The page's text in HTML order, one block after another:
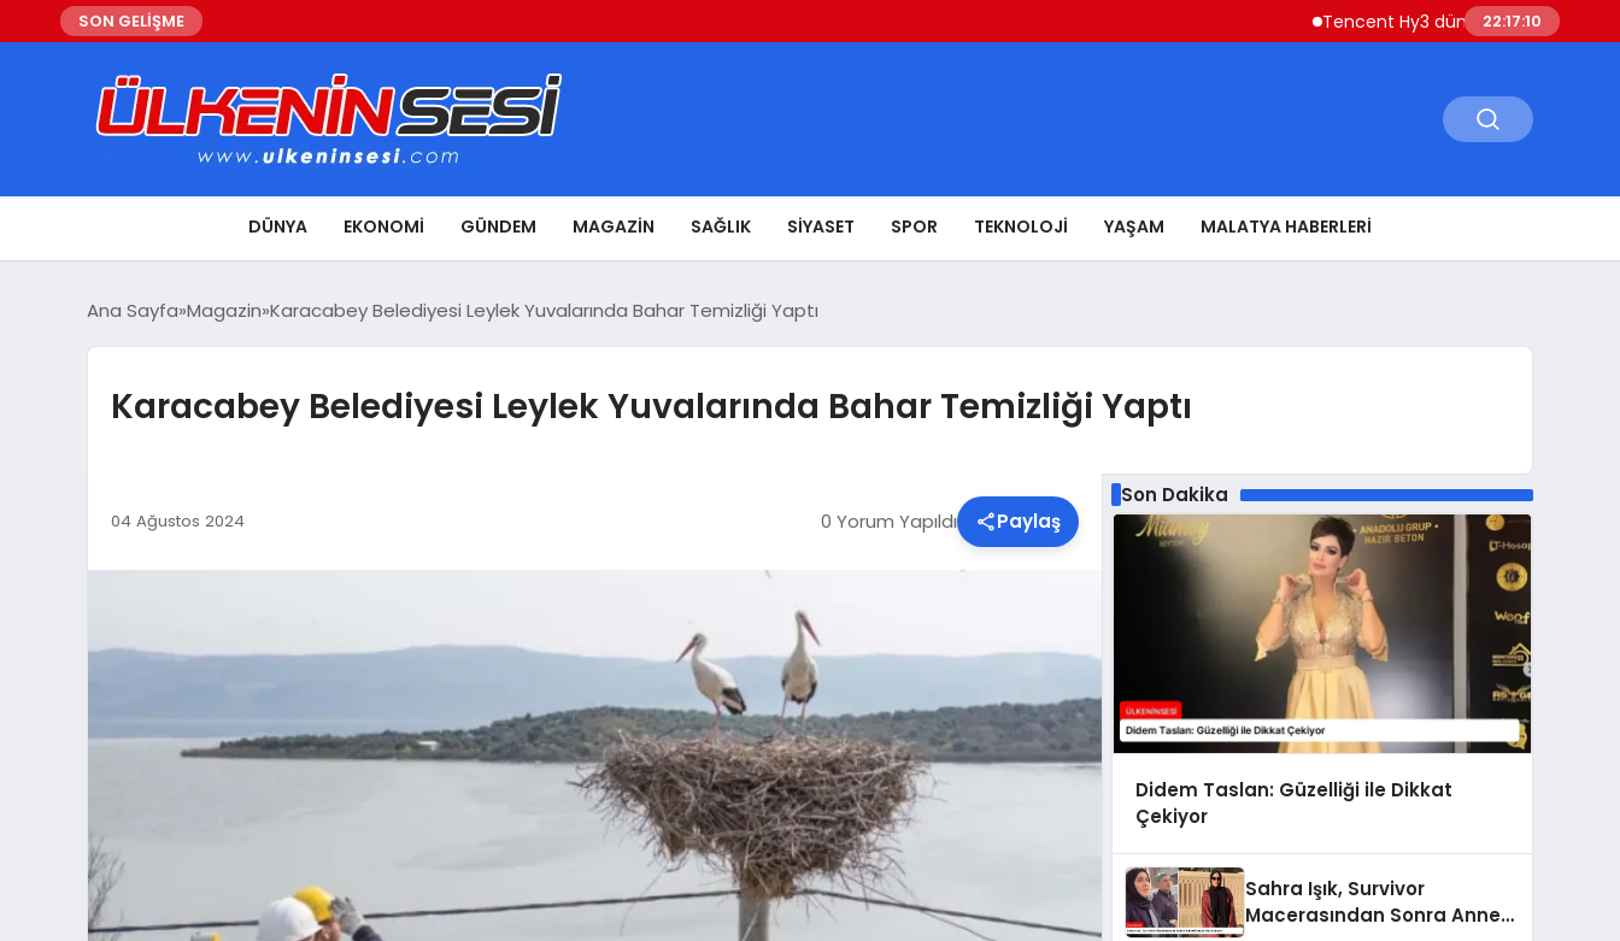
SON GELİŞME Tencent Hy3 dünya genelinde kullanıma
22:17:11
DÜNYA EKONOMI GÜNDEM MAGAZIN SAĞLIK SIYASET SPOR TEKNOLOJI YAŞAM MALATYA HABERLERI
Ana Sayfa Magazin Karacabey Belediyesi Leylek Yuvalarında Bahar Temizliği Yaptı
Karacabey Belediyesi Leylek Yuvalarında Bahar Temizliği Yaptı
04 Ağustos 2024 0 Yorum Yapıldı Paylaş
Son Dakika
Didem Taslan: Güzelliği ile Dikkat
Çekiyor
Sahra Işık, Survivor
Macerasından Sonra Anne